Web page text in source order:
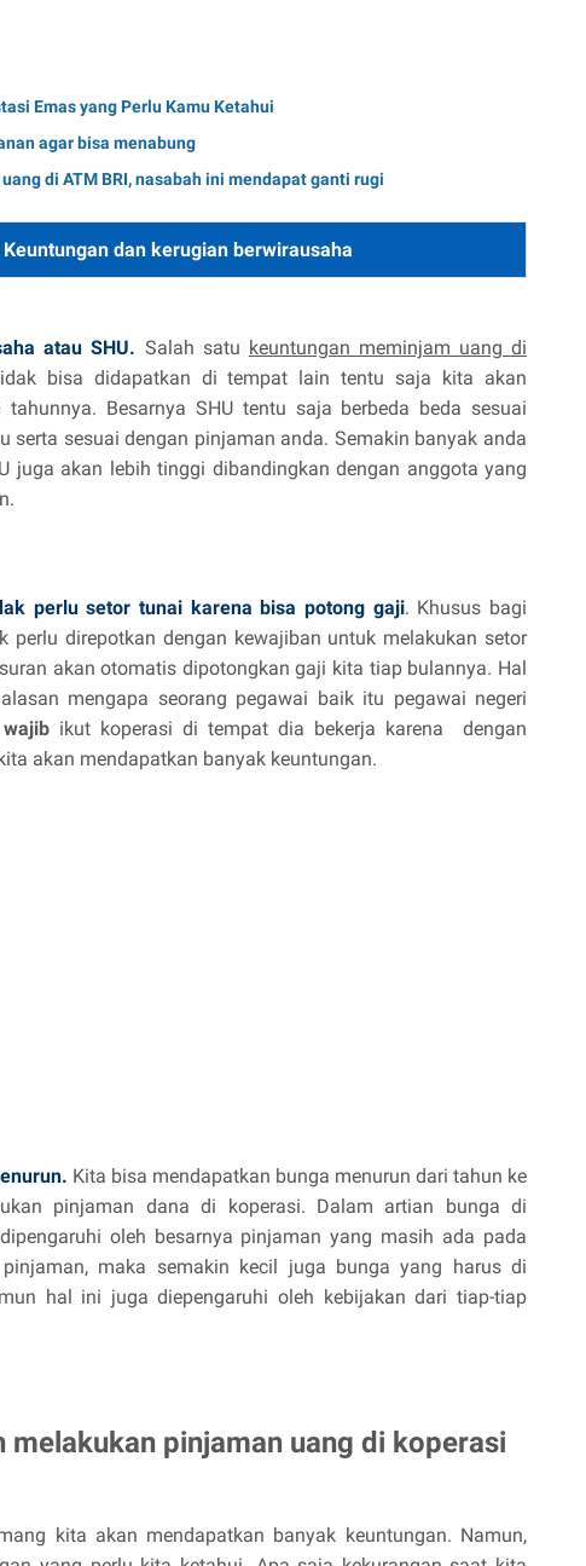
Emas yang Perlu Kamu Ketahui
agar bisa menabung
di ATM BRI, nasabah ini mendapat ganti rugi
Keuntungan dan kerugian berwirausaha
atau SHU. Salah satu keuntungan meminjam uang di
bisa didapatkan di tempat lain tentu saja kita akan
Besarnya SHU tentu saja berbeda beda sesuai
serta sesuai dengan pinjaman anda. Semakin banyak anda
juga akan lebih tinggi dibandingkan dengan anggota yang
perlu setor tunai karena bisa potong gaji. Khusus bagi
perlu direpotkan dengan kewajiban untuk melakukan setor
akan otomatis dipotongkan gaji kita tiap bulannya. Hal
mengapa seorang pegawai baik itu pegawai negeri
wajib ikut koperasi di tempat dia bekerja karena dengan
akan mendapatkan banyak keuntungan.
Kita bisa mendapatkan bunga menurun dari tahun ke
pinjaman dana di koperasi. Dalam artian bunga di
oleh besarnya pinjaman yang masih ada pada
maka semakin kecil juga bunga yang harus di
hal ini juga diepengaruhi oleh kebijakan dari tiap-tiap
melakukan pinjaman uang di koperasi
kita akan mendapatkan banyak keuntungan. Namun,